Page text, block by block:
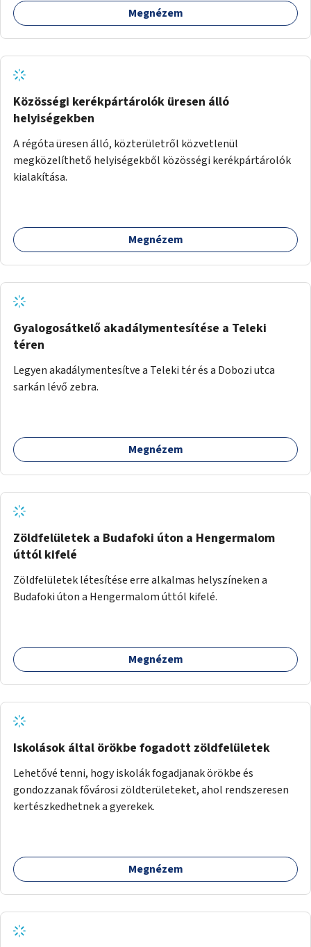
Megnézem
Közösségi kerékpártárolók üresen álló
helyiségekben
A régóta üresen álló, közterületről közvetlenül
megközelíthető helyiségekből közösségi kerékpártárolók
kialakítása.
Megnézem
Gyalogosátkelő akadálymentesítése a Teleki
téren
Legyen akadálymentesítve a Teleki tér és a Dobozi utca
sarkán lévő zebra.
Megnézem
Zöldfelületek a Budafoki úton a Hengermalom
úttól kifelé
Zöldfelületek létesítése erre alkalmas helyszíneken a
Budafoki úton a Hengermalom úttól kifelé.
Megnézem
Iskolások által örökbe fogadott zöldfelületek
Lehetővé tenni, hogy iskolák fogadjanak örökbe és
gondozzanak fővárosi zöldterületeket, ahol rendszeresen
kertészkedhetnek a gyerekek.
Megnézem